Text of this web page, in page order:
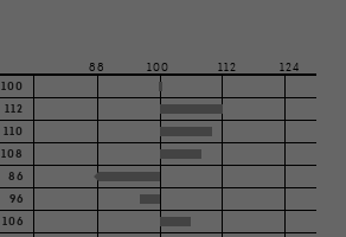
88 100 112
124
100
112
110
108
86
96
106